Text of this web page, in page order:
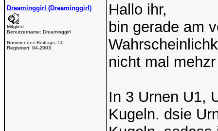
Dreaminggirl (Dreaminggirl)
Mitglied
Benutzername: Dreaminggirl
Nummer des Beitrags: 50
Registriert: 04-2003
Hallo ihr,
bin gerade am
nicht mal
In 3 Urnen U1,
Kugeln. dsie